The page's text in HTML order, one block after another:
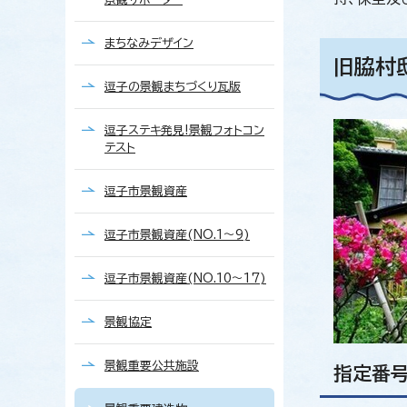
旧脇村
指定番
まちなみデザイン
逗子の景観まちづくり瓦版
逗子ステキ発見!景観フォトコン
テスト
逗子市景観資産
逗子市景観資産(NO.1～9)
逗子市景観資産(NO.10～17)
景観協定
景観重要公共施設